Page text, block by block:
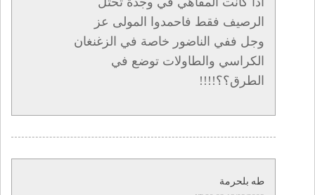
الرصيف فقط فاحمدوا المولى عز
وجل ففي الناضور خاصة في الزغنغان
الكراسي والطاولات توضع في
الطرق؟؟!!!!
طه بلحرمة